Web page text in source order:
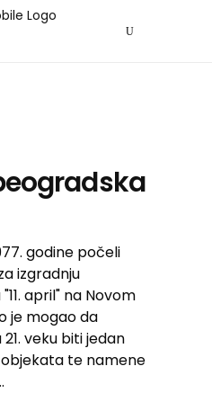
godine počeli
izgradnju
april" na Novom
je mogao da
veku biti jedan
te namene